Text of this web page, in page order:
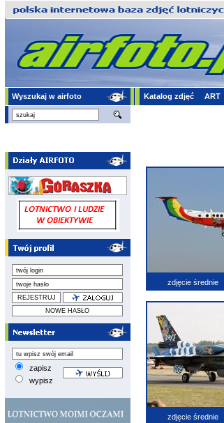
Wyszukaj w airfoto Katalog zdjęć ART
zapisz
wypisz
zdjęcie średnie
zdjęcie średnie